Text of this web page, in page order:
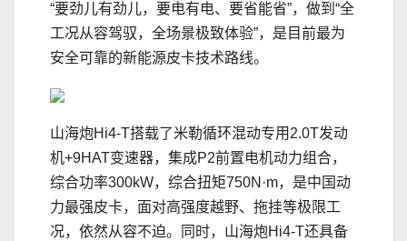
“要劲儿有劲儿，要电有电、要省能省”，做到“全
工况从容驾驭，全场景极致体验”，是目前最为
安全可靠的新能源皮卡技术路线。
山海炮Hi4-T搭载了米勒循环混动专用2.0T发动
机+9HAT变速器，集成P2前置电机动力组合，
综合功率300kW，综合扭矩750N·m，是中国动
力最强皮卡，面对高强度越野、拖挂等极限工
况，依然从容不迫。同时，山海炮Hi4-T还具备